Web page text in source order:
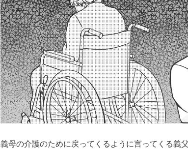
義母の介護のために戻ってくるように言ってくる義